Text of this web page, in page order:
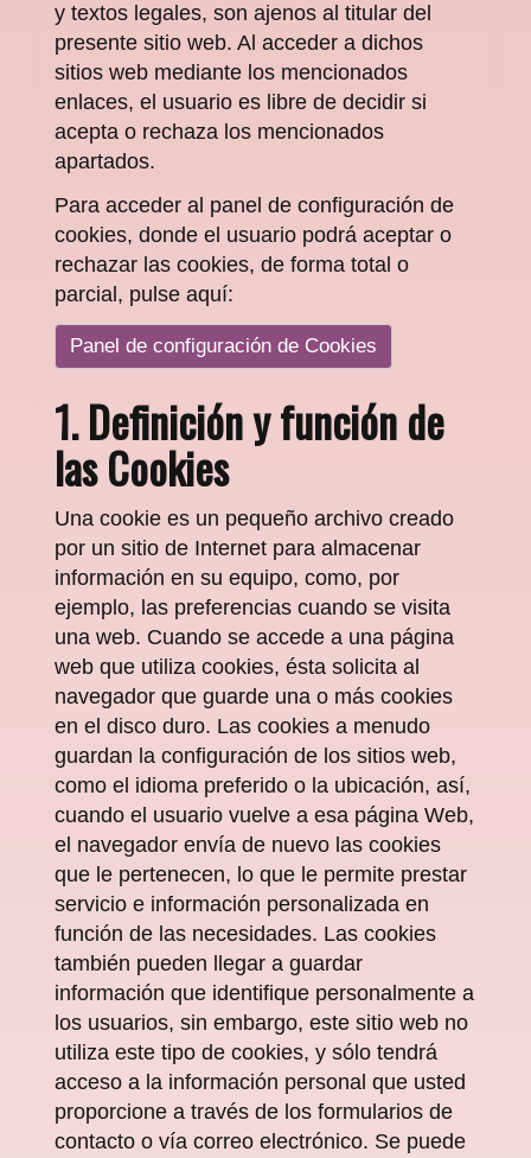
y textos legales, son ajenos al titular del
presente sitio web. Al acceder a dichos
sitios web mediante los mencionados
enlaces, el usuario es libre de decidir si
acepta o rechaza los mencionados
apartados.
Para acceder al panel de configuración de
cookies, donde el usuario podrá aceptar o
rechazar las cookies, de forma total o
parcial, pulse aquí:
Panel de configuración de Cookies
1. Definición y función de
las Cookies
Una cookie es un pequeño archivo creado
por un sitio de Internet para almacenar
información en su equipo, como, por
ejemplo, las preferencias cuando se visita
una web. Cuando se accede a una página
web que utiliza cookies, ésta solicita al
navegador que guarde una o más cookies
en el disco duro. Las cookies a menudo
guardan la configuración de los sitios web,
como el idioma preferido o la ubicación, así,
cuando el usuario vuelve a esa página Web,
el navegador envía de nuevo las cookies
que le pertenecen, lo que le permite prestar
servicio e información personalizada en
función de las necesidades. Las cookies
también pueden llegar a guardar
información que identifique personalmente a
los usuarios, sin embargo, este sitio web no
utiliza este tipo de cookies, y sólo tendrá
acceso a la información personal que usted
proporcione a través de los formularios de
contacto o vía correo electrónico. Se puede